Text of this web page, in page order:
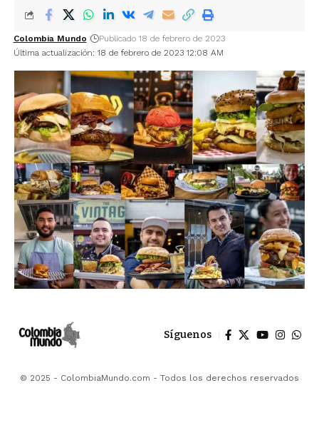
Última actualización: 18 de febrero de 2023 12:08 AM
Colombia Mundo Publicado 18 de febrero de 2023
Síguenos
© 2025 - ColombiaMundo.com - Todos los derechos reservados